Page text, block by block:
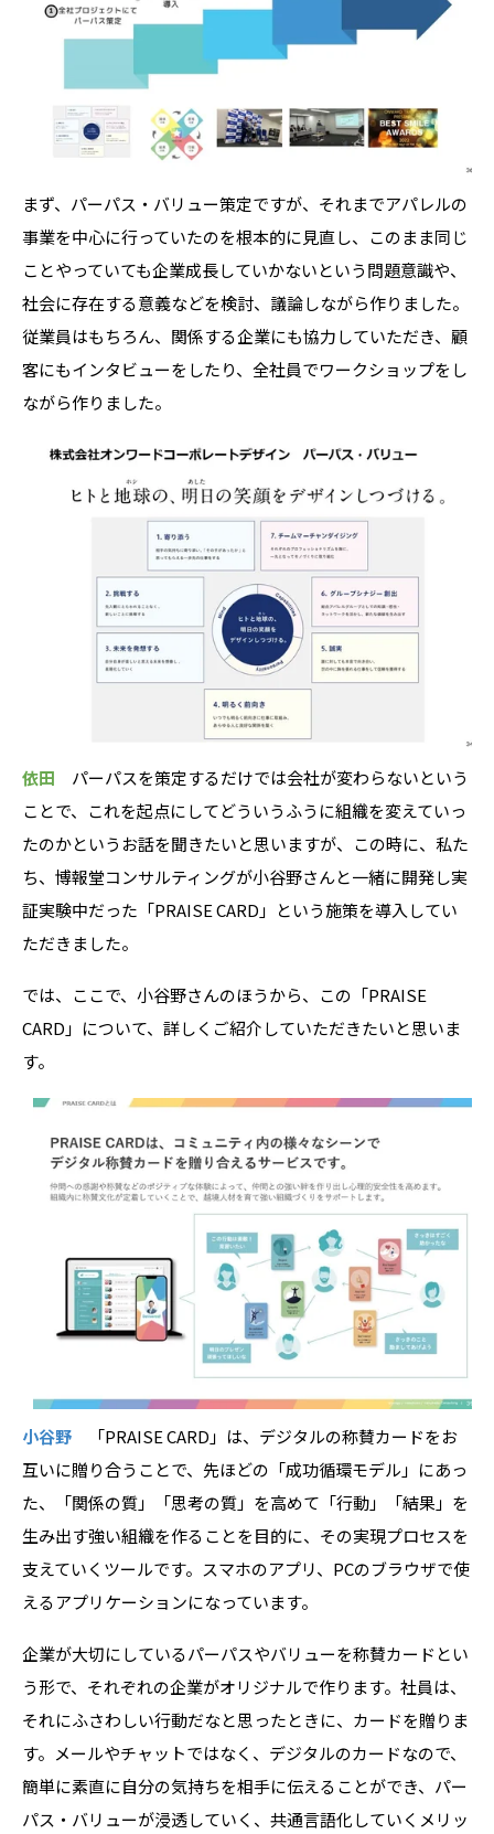
まず、パーパス・バリュー策定ですが、それまでアパレルの
事業を中心に行っていたのを根本的に見直し、このまま同じ
ことやっていても企業成長していかないという問題意識や、
社会に存在する意義などを検討、議論しながら作りました。
従業員はもちろん、関係する企業にも協力していただき、顧
客にもインタビューをしたり、全社員でワークショップをし
ながら作りました。
依田
パーパスを策定するだけでは会社が変わらないという
ことで、これを起点にしてどういうふうに組織を変えていっ
たのかというお話を聞きたいと思いますが、この時に、私た
ち、博報堂コンサルティングが小谷野さんと一緒に開発し実
証実験中だった「PRAISE CARD」という施策を導入してい
ただきました。
では、ここで、小谷野さんのほうから、この「PRAISE
CARD」について、詳しくご紹介していただきたいと思いま
す。
小谷野
「PRAISE CARD」は、デジタルの称賛カードをお
互いに贈り合うことで、先ほどの「成功循環モデル」にあっ
た、「関係の質」「思考の質」を高めて「行動」「結果」を
生み出す強い組織を作ることを目的に、その実現プロセスを
支えていくツールです。スマホのアプリ、PCのブラウザで使
えるアプリケーションになっています。
企業が大切にしているパーパスやバリューを称賛カードとい
う形で、それぞれの企業がオリジナルで作ります。社員は、
それにふさわしい行動だなと思ったときに、カードを贈りま
す。メールやチャットではなく、デジタルのカードなので、
簡単に素直に自分の気持ちを相手に伝えることができ、パー
パス・バリューが浸透していく、共通言語化していくメリッ